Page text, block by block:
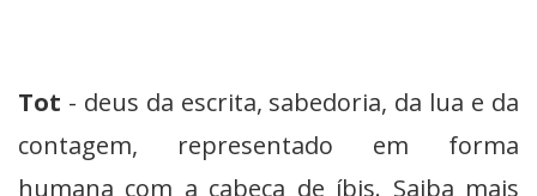
Tot - deus da escrita, sabedoria, da lua e da
contagem, representado em forma
humana com a cabeça de íbis. Saiba mais